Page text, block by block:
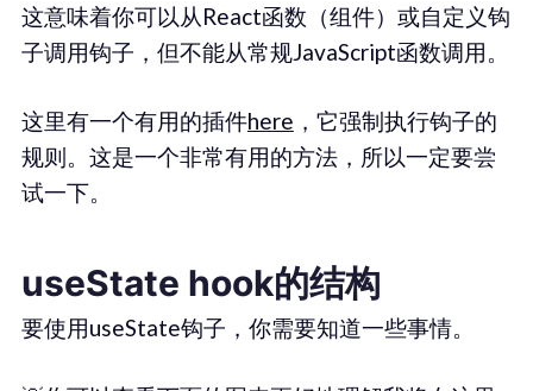
这意味着你可以从React函数（组件）或自定义钩
子调用钩子，但不能从常规JavaScript函数调用。
这里有一个有用的插件here ，它强制执行钩子的
规则。这是一个非常有用的方法，所以一定要尝
试一下。
useState hook的结构
要使用useState钩子，你需要知道一些事情。